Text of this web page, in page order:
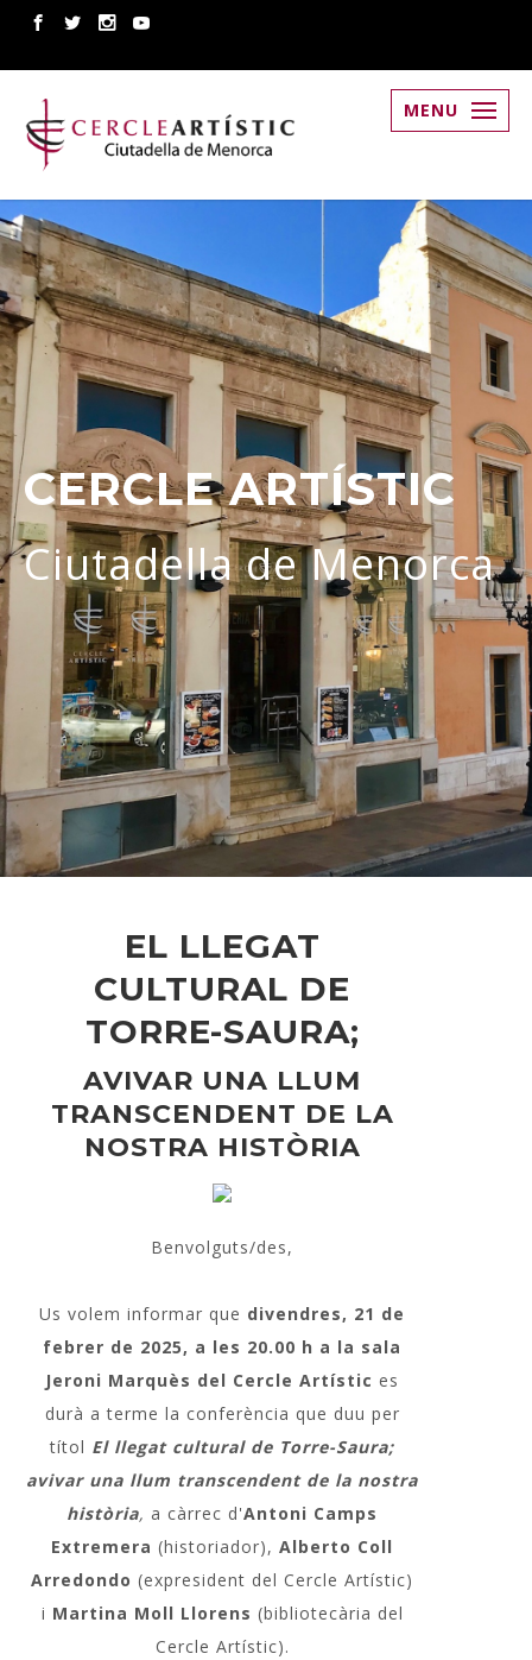
MENU
CERCLE ARTÍSTIC
Ciutadella de Menorca
EL LLEGAT
CULTURAL DE
TORRE-SAURA;
AVIVAR UNA LLUM
TRANSCENDENT DE LA
NOSTRA HISTÒRIA
Benvolguts/des,
Us volem informar que divendres, 21 de
febrer de 2025, a les 20.00 h a la sala
Jeroni Marquès del Cercle Artístic es
durà a terme la conferència que duu per
títol El llegat cultural de Torre-Saura;
avivar una llum transcendent de la nostra
història, a càrrec d'Antoni Camps
Extremera (historiador),Alberto Coll
Arredondo(expresident del Cercle Artístic)
i Martina Moll Llorens (bibliotecària del
Cercle Artístic).